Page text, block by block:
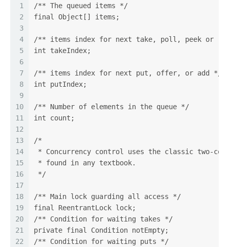
1
2
3
4
5
6
7
8
9
10
11
12
13
14
15
16
17
18
19
20
21
22
/** The queued items */
final Object[] items;
/** items index for next take, poll, peek or
int takeIndex;
/** items index for next put, offer, or add */
int putIndex;
/** Number of elements in the queue */
int count;
/*
* Concurrency control uses the classic two-
* found in any textbook.
*/
/** Main lock guarding all access */
final ReentrantLock lock;
/** Condition for waiting takes */
private final Condition notEmpty;
/** Condition for waiting puts */